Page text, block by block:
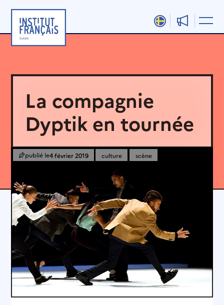
contenu
La compagnie
Dyptik en tournée
4 février 2019 culture scène